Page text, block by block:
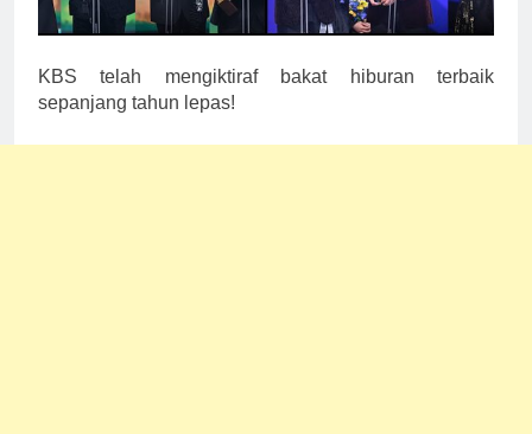
KBS telah mengiktiraf bakat hiburan terbaik
sepanjang tahun lepas!